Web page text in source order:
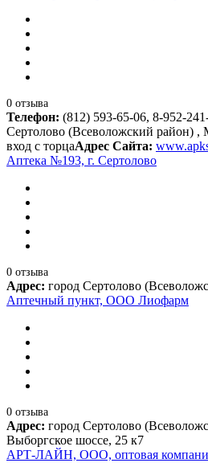
0 отзыва
Телефон: (812) 593-65-06, 8-952-
Сертолово (Всеволожский район) ,
вход с торцаАдрес Сайта:
Аптека №193, г. Сертолово
0 отзыва
Адрес: город Сертолово
Аптечный пункт, ООО Лиофарм
0 отзыва
Адрес: город Сертолово
Выборгское шоссе, 25 к7
АРТ-ЛАЙН, ООО, оптовая